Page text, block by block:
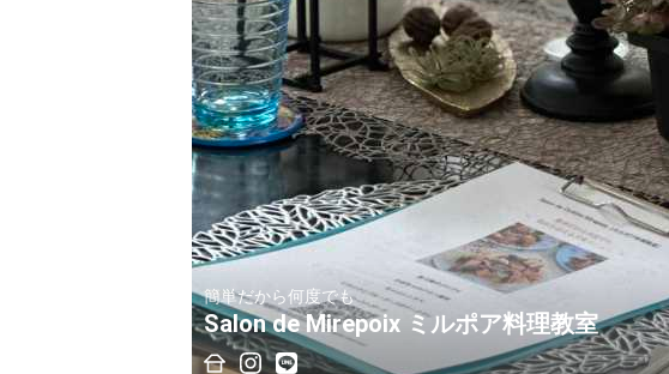
簡単だから何度でも
Salon de Mirepoix ミルポア料理教室